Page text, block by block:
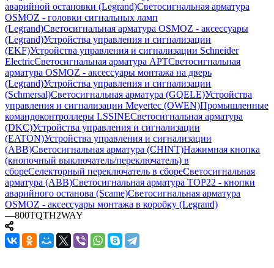
аварийной остановки (Legrand)Светосигнальная арматура
OSMOZ - головки сигнальных ламп
(Legrand)Светосигнальная арматура OSMOZ - аксессуары
(Legrand)Устройства управления и сигнализации
(EKF)Устройства управления и сигнализации Schneider
ElectricСветосигнальная арматура APTСветосигнальная
арматура OSMOZ - аксессуары монтажа на дверь
(Legrand)Устройства управления и сигнализации
(Schmersal)Светосигнальная арматура (GQELE)Устройства
управления и сигнализации Meyertec (OWEN)Промышленные
командоконтроллеры LSSINEСветосигнальная арматура
(DKC)Устройства управления и сигнализации
(EATON)Устройства управления и сигнализации
(ABB)Светосигнальная арматура (CHINT)Нажимная кнопка
(кнопочный выключатель/переключатель) в
сбореСелекторный переключатель в сбореСветосигнальная
арматура (ABB)Светосигнальная арматура TOP22 - кнопки
аварийного останова (Scame)Светосигнальная арматура
OSMOZ - аксессуары монтажа в коробку (Legrand)
—800TQTH2WAY